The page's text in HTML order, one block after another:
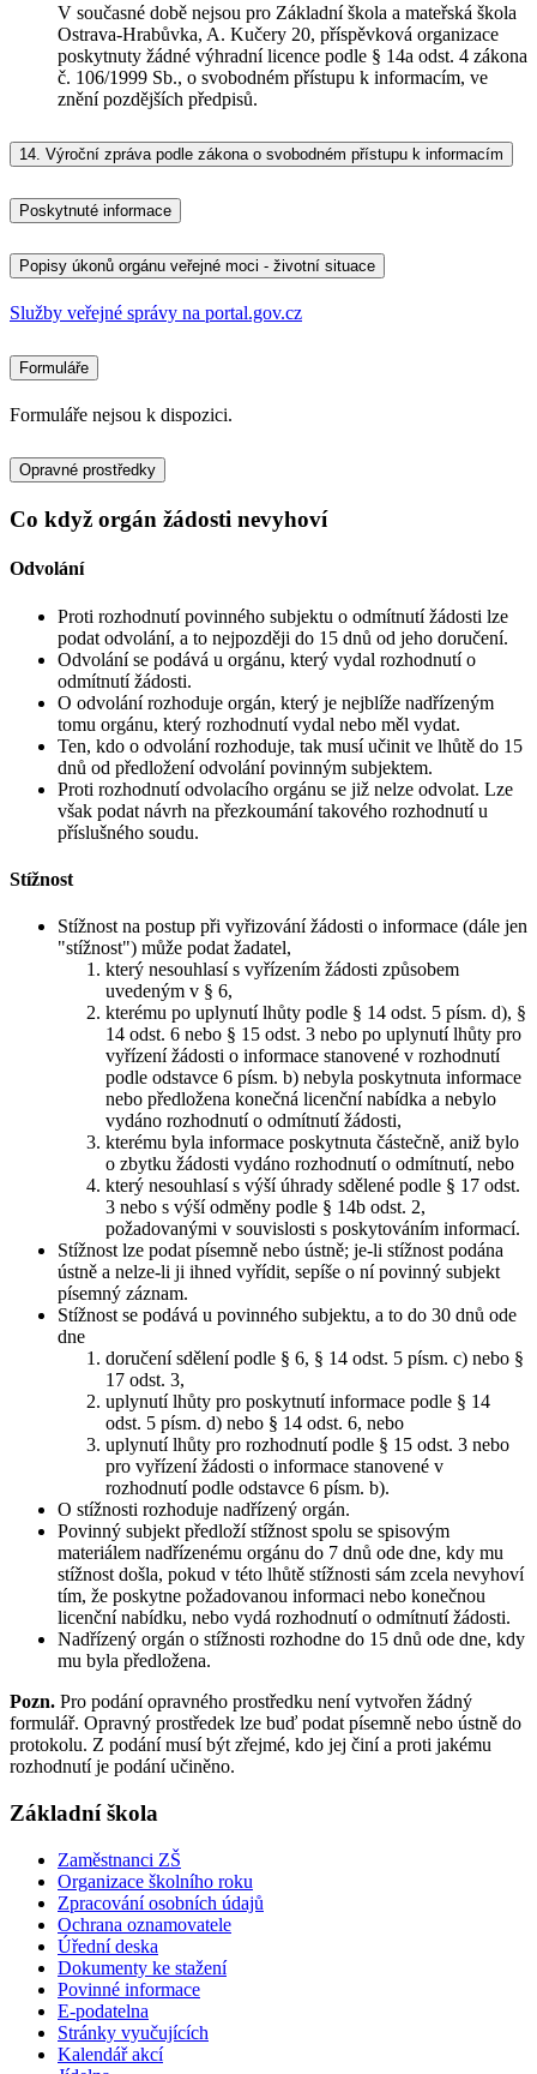
V současné době nejsou pro Základní škola a mateřská škola
Ostrava-Hrabůvka, A. Kučery 20, příspěvková organizace
poskytnuty žádné výhradní licence podle § 14a odst. 4 zákona
č. 106/1999 Sb., o svobodném přístupu k informacím, ve
znění pozdějších předpisů.
14. Výroční zpráva podle zákona o svobodném přístupu k informacím
Poskytnuté informace
Popisy úkonů orgánu veřejné moci - životní situace
Služby veřejné správy na portal.gov.cz
Formuláře
Formuláře nejsou k dispozici.
Opravné prostředky
Co když orgán žádosti nevyhoví
Odvolání
Proti rozhodnutí povinného subjektu o odmítnutí žádosti lze
podat odvolání, a to nejpozději do 15 dnů od jeho doručení.
Odvolání se podává u orgánu, který vydal rozhodnutí o
odmítnutí žádosti.
O odvolání rozhoduje orgán, který je nejblíže nadřízeným
tomu orgánu, který rozhodnutí vydal nebo měl vydat.
Ten, kdo o odvolání rozhoduje, tak musí učinit ve lhůtě do 15
dnů od předložení odvolání povinným subjektem.
Proti rozhodnutí odvolacího orgánu se již nelze odvolat. Lze
však podat návrh na přezkoumání takového rozhodnutí u
příslušného soudu.
Stížnost
Stížnost na postup při vyřizování žádosti o informace (dále jen
"stížnost") může podat žadatel,
který nesouhlasí s vyřízením žádosti způsobem
uvedeným v § 6,
kterému po uplynutí lhůty podle § 14 odst. 5 písm. d), §
14 odst. 6 nebo § 15 odst. 3 nebo po uplynutí lhůty pro
vyřízení žádosti o informace stanovené v rozhodnutí
podle odstavce 6 písm. b) nebyla poskytnuta informace
nebo předložena konečná licenční nabídka a nebylo
vydáno rozhodnutí o odmítnutí žádosti,
kterému byla informace poskytnuta částečně, aniž bylo
o zbytku žádosti vydáno rozhodnutí o odmítnutí, nebo
který nesouhlasí s výší úhrady sdělené podle § 17 odst.
3 nebo s výší odměny podle § 14b odst. 2,
požadovanými v souvislosti s poskytováním informací.
Stížnost lze podat písemně nebo ústně; je-li stížnost podána
ústně a nelze-li ji ihned vyřídit, sepíše o ní povinný subjekt
písemný záznam.
Stížnost se podává u povinného subjektu, a to do 30 dnů ode
dne
doručení sdělení podle § 6, § 14 odst. 5 písm. c) nebo §
17 odst. 3,
uplynutí lhůty pro poskytnutí informace podle § 14
odst. 5 písm. d) nebo § 14 odst. 6, nebo
uplynutí lhůty pro rozhodnutí podle § 15 odst. 3 nebo
pro vyřízení žádosti o informace stanovené v
rozhodnutí podle odstavce 6 písm. b).
O stížnosti rozhoduje nadřízený orgán.
Povinný subjekt předloží stížnost spolu se spisovým
materiálem nadřízenému orgánu do 7 dnů ode dne, kdy mu
stížnost došla, pokud v této lhůtě stížnosti sám zcela nevyhoví
tím, že poskytne požadovanou informaci nebo konečnou
licenční nabídku, nebo vydá rozhodnutí o odmítnutí žádosti.
Nadřízený orgán o stížnosti rozhodne do 15 dnů ode dne, kdy
mu byla předložena.
Pozn. Pro podání opravného prostředku není vytvořen žádný
formulář. Opravný prostředek lze buď podat písemně nebo ústně do
protokolu. Z podání musí být zřejmé, kdo jej činí a proti jakému
rozhodnutí je podání učiněno.
Základní škola
Zaměstnanci ZŠ
Organizace školního roku
Zpracování osobních údajů
Ochrana oznamovatele
Úřední deska
Dokumenty ke stažení
Povinné informace
E-podatelna
Stránky vyučujících
Kalendář akcí